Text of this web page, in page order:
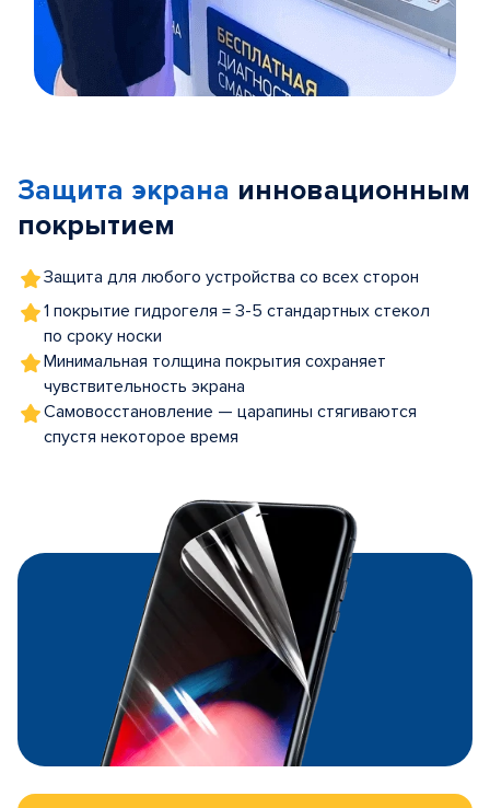
5
Защита экрана инновационным
покрытием
Защита для любого устройства со всех сторон
1 покрытие гидрогеля = 3-5 стандартных стекол
по сроку носки
Минимальная толщина покрытия сохраняет
чувствительность экрана
Самовосстановление — царапины стягиваются
спустя некоторое время